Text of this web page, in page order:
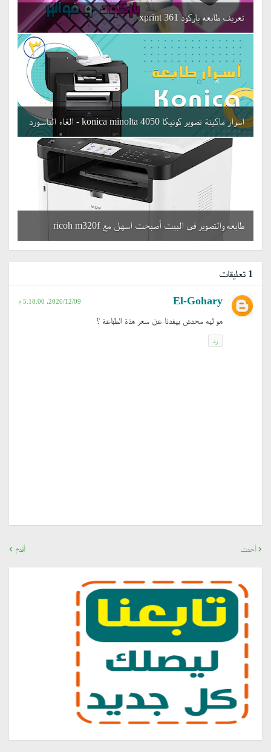
تعريف طابعه باركود 361 xprint
اسرار ماكينة تصوير كونيكا 4050 konica minolta - الغاء الباسورد
طابعه والتصوير فى البيت أصبحت اسهل مع ricoh m320f
1 تعليقات
El-Gohary 09‏/12‏/2020، 5:18:00 م
هو ليه محدش بيفدنا عن سعر هذة الطباعة ؟
رد
أحدث أقدم